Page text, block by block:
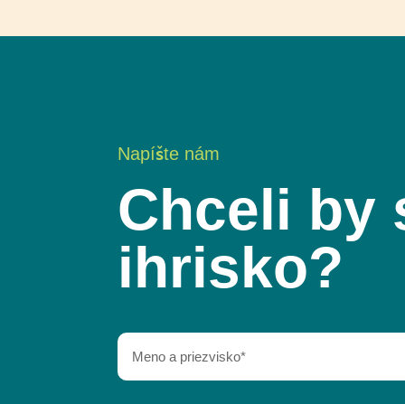
Napíšte nám
Chceli by
ihrisko?